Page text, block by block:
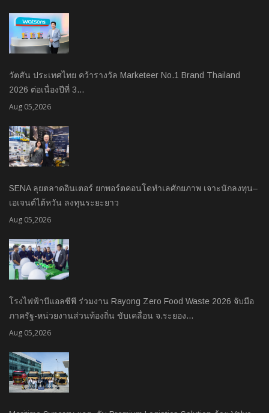
วัตสัน ประเทศไทย คว้ารางวัล Marketeer No.1 Brand Thailand
2026 ต่อเนื่องปีที่ 3…
Aug 05,2026
SENA ลุยตลาดอินเตอร์ ยกพอร์ตคอนโดทำเลศักยภาพ เจาะนักลงทุน–
เอเจนต์ไต้หวัน ลงทุนระยะยาว
Aug 05,2026
โรงไฟฟ้าบีแอลซีพี ร่วมงาน Rayong Zero Food Waste 2026 จับมือ
ภาครัฐ-หน่วยงานส่วนท้องถิ่น ขับเคลื่อน จ.ระยอง…
Aug 05,2026